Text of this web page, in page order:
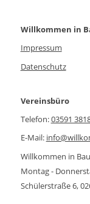
Willkommen in
Impressum
Datenschutz
Vereinsbüro
Telefon:03591
E-Mail:
Willkommen in
Montag -
Schülerstraße 6,